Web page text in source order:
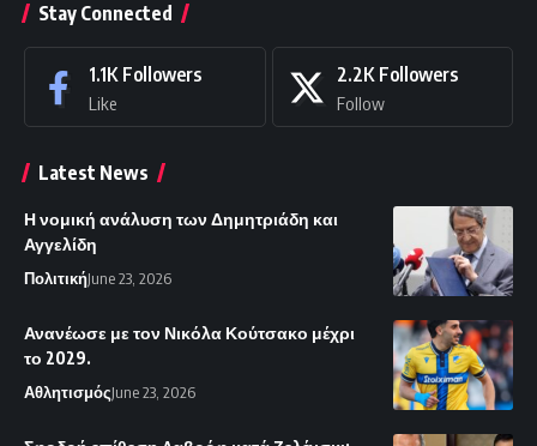
Stay Connected
1.1K Followers
Like
2.2K Followers
Follow
Latest News
Η νομική ανάλυση των Δημητριάδη και
Αγγελίδη
ΠολιτικήJune 23, 2026
Ανανέωσε με τον Νικόλα Κούτσακο μέχρι
το 2029.
ΑθλητισμόςJune 23, 2026